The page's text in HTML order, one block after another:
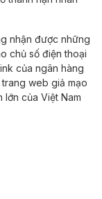
nhận được những
chủ số điện thoại
của ngân hàng
web giả mạo
của Việt Nam